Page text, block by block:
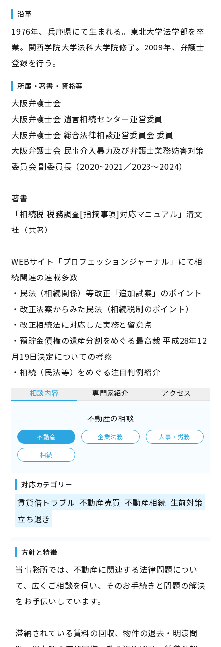
沿革
1976年、兵庫県にて生まれる。東北大学法学部を卒
業。関西学院大学法科大学院修了。2009年、弁護士
登録を行う。
所属・著書・資格等
大阪弁護士会
大阪弁護士会 遺言相続センター運営委員
大阪弁護士会 総合法律相談運営委員会 委員
大阪弁護士会 民事介入暴力及び弁護士業務妨害対策
委員会 副委員長（2020~2021／2023〜2024）
著書
「相続税 税務調査[指摘事項]対応マニュアル」清文
社（共著）
WEBサイト「プロフェッションジャーナル」にて相
続関連の連載多数
・民法（相続関係）等改正「追加試案」のポイント
・改正法案からみた民法（相続税制のポイント）
・改正相続法に対応した実務と留意点
・預貯金債権の遺産分割をめぐる最高裁 平成28年12
月19日決定についての考察
・相続（民法等）をめぐる注目判例紹介
相談内容 専門家紹介 アクセス
不動産の相談
不動産 企業法務 人事・労務
相続
対応カテゴリー
賃貸借トラブル 不動産売買 不動産相続 生前対策
立ち退き
方針と特徴
当事務所では、不動産に関連する法律問題につい
て、広くご相談を伺い、そのお手続きと問題の解決
をお手伝いしています。
滞納されている賃料の回収、物件の退去・明渡問